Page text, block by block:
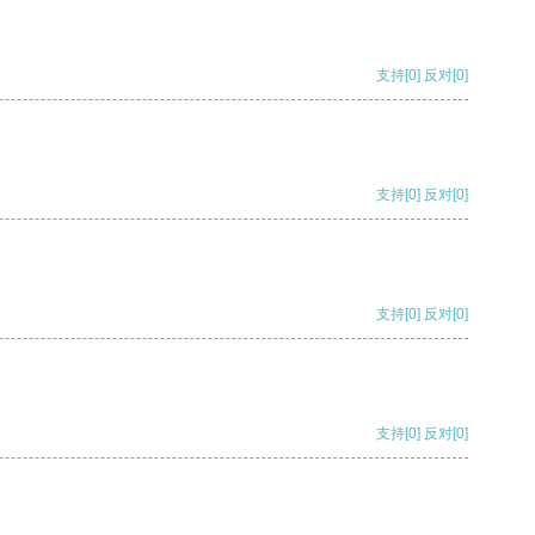
支持[0] 反对[0]
支持[0] 反对[0]
支持[0] 反对[0]
支持[0] 反对[0]